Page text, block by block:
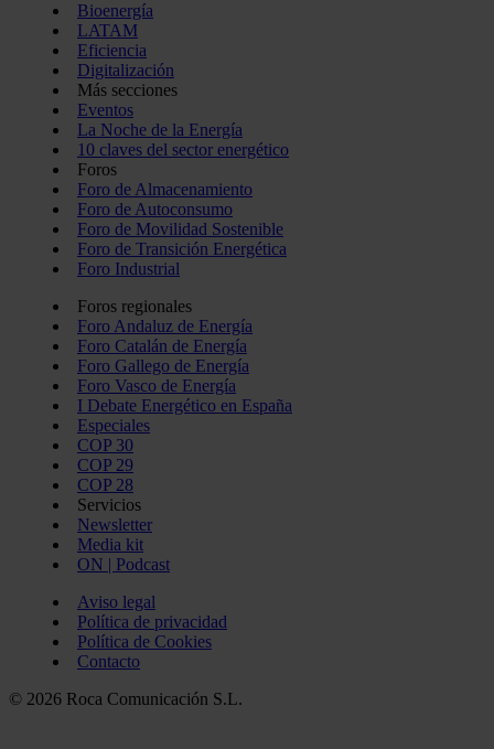
Bioenergía
LATAM
Eficiencia
Digitalización
Más secciones
Eventos
La Noche de la Energía
10 claves del sector energético
Foros
Foro de Almacenamiento
Foro de Autoconsumo
Foro de Movilidad Sostenible
Foro de Transición Energética
Foro Industrial
Foros regionales
Foro Andaluz de Energía
Foro Catalán de Energía
Foro Gallego de Energía
Foro Vasco de Energía
I Debate Energético en España
Especiales
COP 30
COP 29
COP 28
Servicios
Newsletter
Media kit
ON | Podcast
Aviso legal
Política de privacidad
Política de Cookies
Contacto
© 2026 Roca Comunicación S.L.